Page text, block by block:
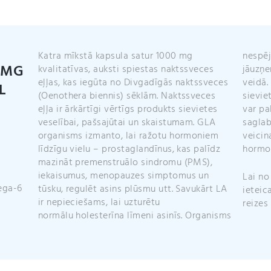
6
Katra mīkstā kapsula satur1000 mg
kvalitatīvas, auksti spiestas naktssveces
eļļas, kas iegūta no Divgadīgās naktssveces
(Oenothera biennis) sēklām. Naktssveces
eļļa ir ārkārtīgi vērtīgs produkts sievietes
veselībai, pašsajūtai un skaistumam. GLA
organisms izmanto, lai ražotu hormoniem
līdzīgu vielu – prostaglandīnus, kas palīdz
mazināt premenstruālo sindromu (PMS),
iekaisumus, menopauzes simptomus un
tūsku, regulēt asins plūsmu utt. Savukārt LA
ir nepieciešams, lai uzturētu
normāluholesterīna līmeni asinīs. Organisms
veidā.
var
Lai